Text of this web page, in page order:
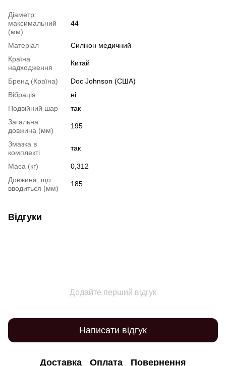
Діаметр:
максимальний
(мм)
44
Матеріал
Силікон медичний
Країна
надходження
Китай
Бренд (Країна)
Doc Johnson (США)
Вібрація
ні
Подвійний шар
так
Загальна
довжина (мм)
195
Змазка в
комплекті
так
Маса (кг)
0,312
Довжина, що
вводиться (мм)
185
Відгуки
Додайте перший відгук
Написати відгук
Доставка Оплата Повернення